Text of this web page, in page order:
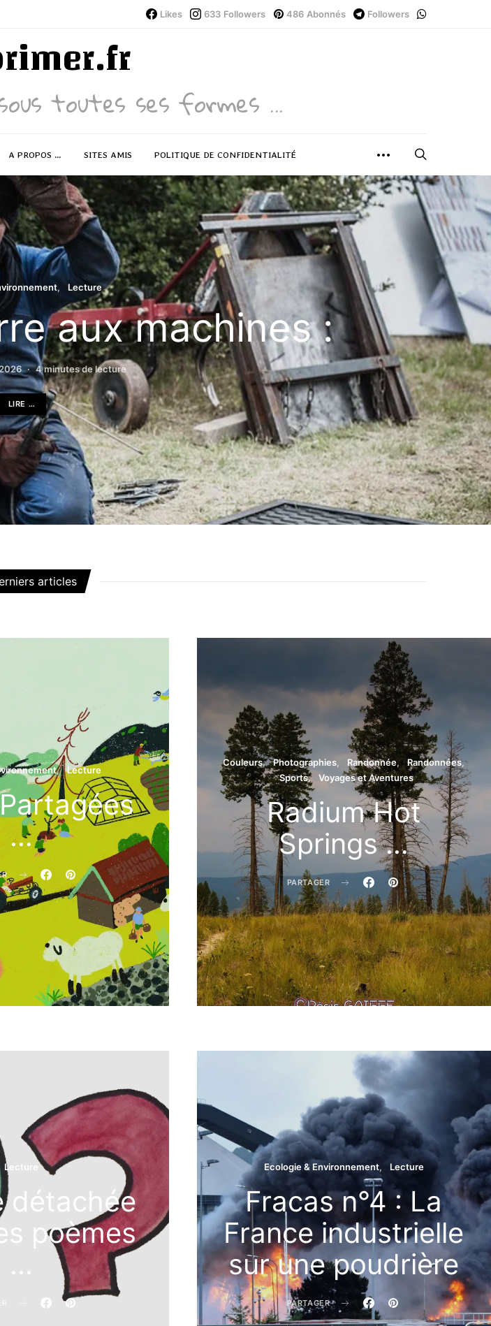
Likes 633 Followers 486 Abonnés Followers
toutes ses formes ...
A PROPOS … SITES AMIS POLITIQUE DE CONFIDENTIALITÉ
Lecture
aux machines :
4 minutes de lecture
LIRE …
…
3 minutes de lecture
LIRE …
Springs …
3 minutes de lecture
LIRE …
articles
Lecture
…
Couleurs Photographies Randonnée
Randonnées
Sports
Voyages et Aventures
Radium Hot
Springs …
PARTAGER
Lecture
détachée
poèmes
…
Ecologie & Environnement Lecture
Fracas n°4 : La
France industrielle
sur une poudrière
PARTAGER